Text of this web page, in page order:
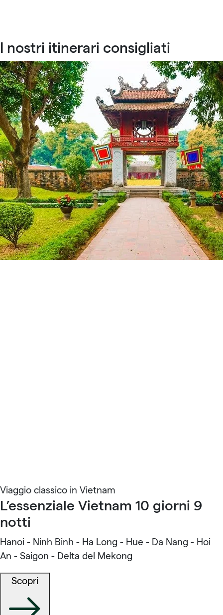
I nostri itinerari consigliati
Viaggio classico in Vietnam
L’essenziale Vietnam 10 giorni 9
notti
Hanoi - Ninh Binh - Ha Long - Hue - Da Nang - Hoi
An - Saigon - Delta del Mekong
Scopri